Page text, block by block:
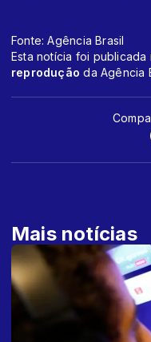
Fonte: Agência Brasil
Esta notícia foi publicada
reprodução da Agência
Mais notícias